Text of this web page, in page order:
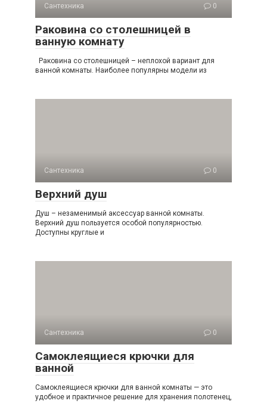
Сантехника 0
Раковина со столешницей в
ванную комнату
Раковина со столешницей – неплохой вариант для
ванной комнаты. Наиболее популярны модели из
Сантехника 0
Верхний душ
Душ – незаменимый аксессуар ванной комнаты.
Верхний душ пользуется особой популярностью.
Доступны круглые и
Сантехника 0
Самоклеящиеся крючки для
ванной
Самоклеящиеся крючки для ванной комнаты — это
удобное и практичное решение для хранения полотенец,